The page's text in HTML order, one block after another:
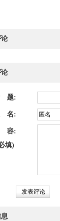
题:
名:
容:
填)